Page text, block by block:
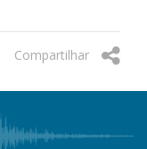
Compartilhar